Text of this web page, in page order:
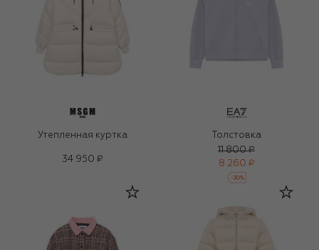
Утепленная куртка
34 950 ₽
Толстовка
11 800 ₽
8 260 ₽
-30%